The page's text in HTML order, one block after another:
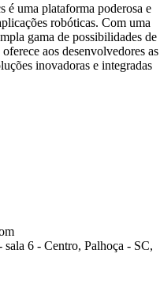
uma plataforma poderosa e
robóticas. Com uma
gama de possibilidades de
aos desenvolvedores as
inovadoras e integradas
6 - Centro, Palhoça - SC,